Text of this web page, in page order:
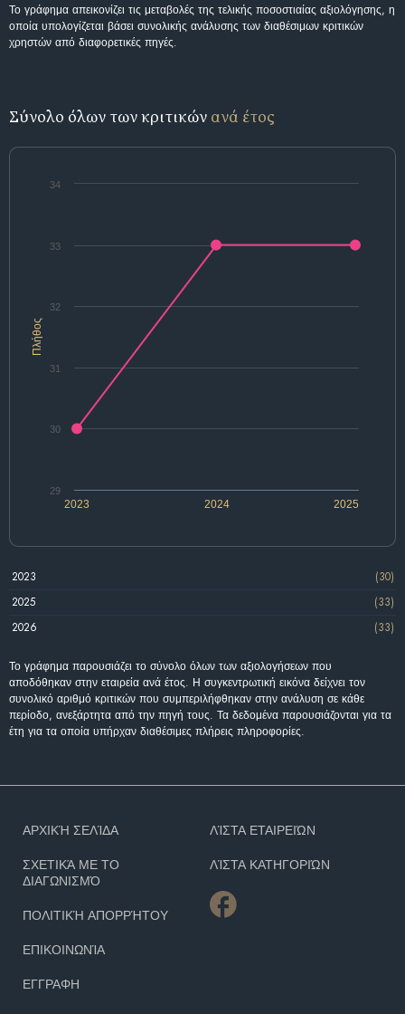
Το γράφημα απεικονίζει τις μεταβολές της τελικής ποσοστιαίας αξιολόγησης, η
οποία υπολογίζεται βάσει συνολικής ανάλυσης των διαθέσιμων κριτικών
χρηστών από διαφορετικές πηγές.
Σύνολο όλων των κριτικών ανά έτος
Πλήθος
2024
2023 2025
29
30
31
32
33
34
2023
(30)
2025
(33)
2026
(33)
Το γράφημα παρουσιάζει το σύνολο όλων των αξιολογήσεων που
αποδόθηκαν στην εταιρεία ανά έτος. Η συγκεντρωτική εικόνα δείχνει τον
συνολικό αριθμό κριτικών που συμπεριλήφθηκαν στην ανάλυση σε κάθε
περίοδο, ανεξάρτητα από την πηγή τους. Τα δεδομένα παρουσιάζονται για τα
έτη για τα οποία υπήρχαν διαθέσιμες πλήρεις πληροφορίες.
ΑΡΧΙΚΉ ΣΕΛΊΔΑ
ΣΧΕΤΙΚΆ ΜΕ ΤΟ
ΔΙΑΓΩΝΙΣΜΌ
ΠΟΛΙΤΙΚΉ ΑΠΟΡΡΉΤΟΥ
ΕΠΙΚΟΙΝΩΝΊΑ
ΕΓΓΡΑΦΗ
ΛΊΣΤΑ ΕΤΑΙΡΕΙΏΝ
ΛΊΣΤΑ ΚΑΤΗΓΟΡΙΏΝ